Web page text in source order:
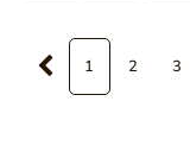
1 2 3